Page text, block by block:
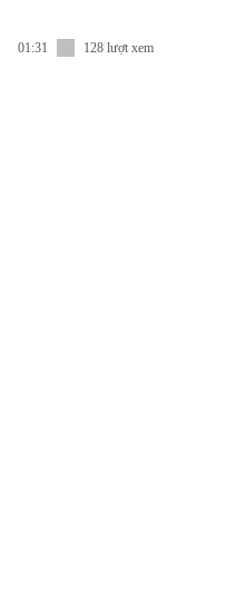
01:31 128 lượt xem